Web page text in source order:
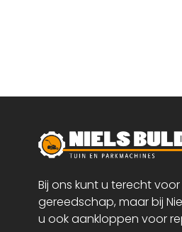
Bij ons kunt u terecht
gereedschap, maar bij
u ook aankloppen voor